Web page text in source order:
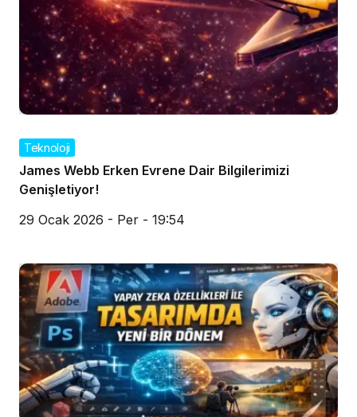
Teknoloji
James Webb Erken Evrene Dair Bilgilerimizi
Genişletiyor!
29 Ocak 2026 - Per - 19:54